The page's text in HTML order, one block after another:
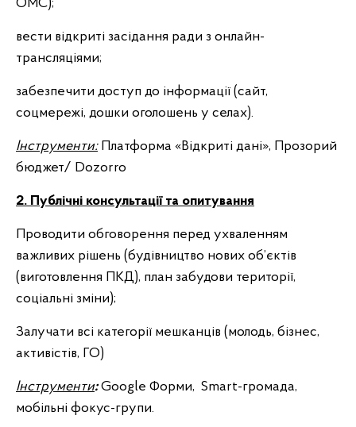
ОМС);
вести відкриті засідання ради з онлайн-
трансляціями;
забезпечити доступ до інформації (сайт,
соцмережі, дошки оголошень у селах).
Інструменти:Платформа «Відкриті дані», Прозорий
бюджет/ Dozorro
2. Публічні консультації та опитування
Проводити обговорення перед ухваленням
важливих рішень (будівництво нових об’єктів
(виготовлення ПКД), план забудови території,
соціальні зміни);
Залучати всі категорії мешканців (молодь, бізнес,
активістів, ГО)
Інструменти: Google Форми, Smart-громада,
мобільні фокус-групи.